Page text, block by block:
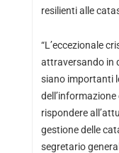
resilienti alle
“L’eccezionale
attraversando in
siano importanti
rispondere
gestione delle
segretario